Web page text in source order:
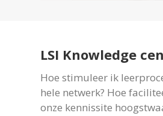
LSI Knowledge
Hoe stimuleer ik
hele netwerk? Hoe
onze kennissite